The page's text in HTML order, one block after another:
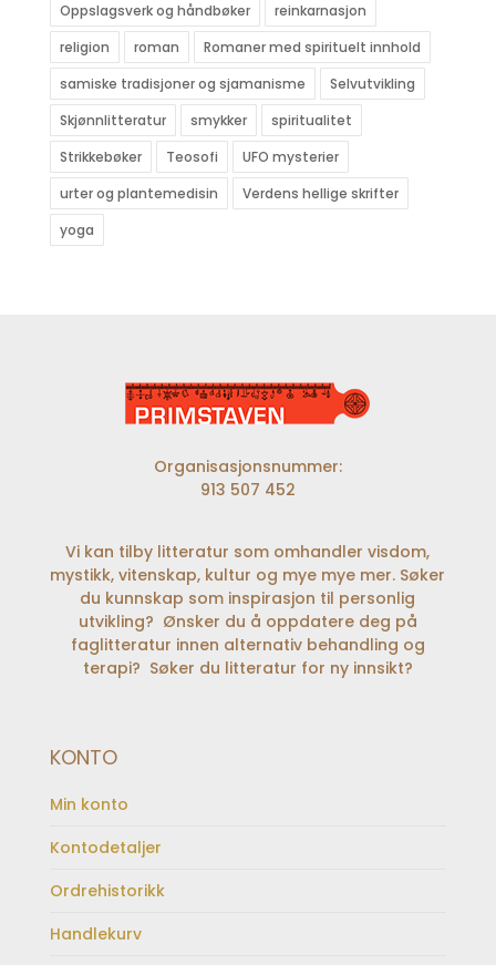
Oppslagsverk og håndbøker
reinkarnasjon
religion
roman
Romaner med spirituelt innhold
samiske tradisjoner og sjamanisme
Selvutvikling
Skjønnlitteratur
smykker
spiritualitet
Strikkebøker
Teosofi
UFO mysterier
urter og plantemedisin
Verdens hellige skrifter
yoga
Organisasjonsnummer:
913 507 452
Vi kan tilby litteratur som omhandler visdom,
mystikk, vitenskap, kultur og mye mye mer. Søker
du kunnskap som inspirasjon til personlig
utvikling? Ønsker du å oppdatere deg på
faglitteratur innen alternativ behandling og
terapi? Søker du litteratur for ny innsikt?
KONTO
Min konto
Kontodetaljer
Ordrehistorikk
Handlekurv